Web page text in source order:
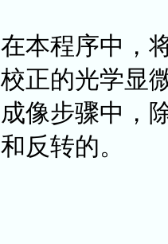
在本程序中，
校正的光学显
成像步骤中，
和反转的。